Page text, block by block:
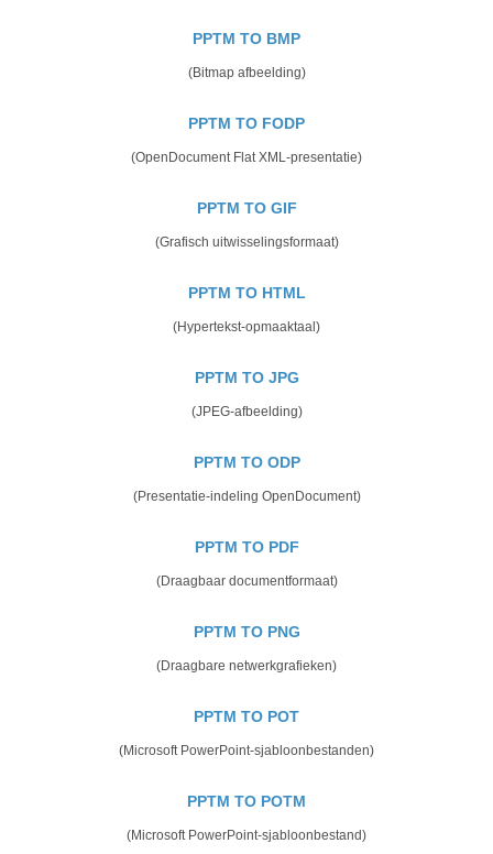
PPTM TO BMP
(Bitmap afbeelding)
PPTM TO FODP
(OpenDocument Flat XML-presentatie)
PPTM TO GIF
(Grafisch uitwisselingsformaat)
PPTM TO HTML
(Hypertekst-opmaaktaal)
PPTM TO JPG
(JPEG-afbeelding)
PPTM TO ODP
(Presentatie-indeling OpenDocument)
PPTM TO PDF
(Draagbaar documentformaat)
PPTM TO PNG
(Draagbare netwerkgrafieken)
PPTM TO POT
(Microsoft PowerPoint-sjabloonbestanden)
PPTM TO POTM
(Microsoft PowerPoint-sjabloonbestand)